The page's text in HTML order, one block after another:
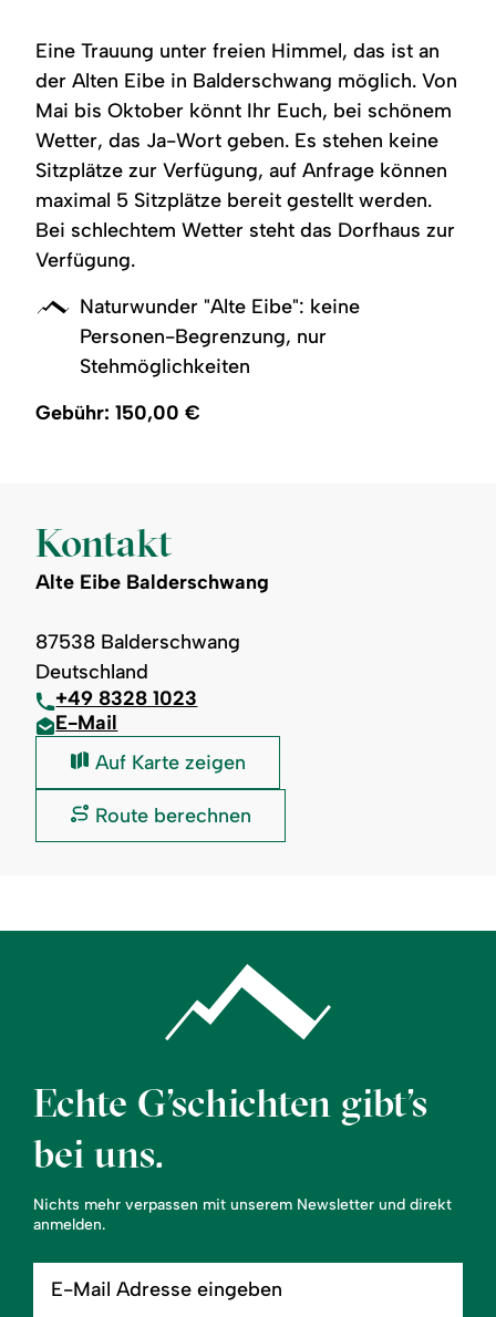
Grünen.
Die
unscheinbar
2000-
jährige
Eibe
im
Bildmittelpunkt.
mitten
in
der
an
der
Alten
Eibe
in
Balderschwang.
2000-
jährigen
Eibe
das
Balderschwanger
Tal.
Zur
Eibe
führt
eine
Teerstraße.
Eine Trauung unter freien Himmel, das ist an
der Alten Eibe in Balderschwang möglich. Von
Mai bis Oktober könnt Ihr Euch, bei schönem
Wetter, das Ja-Wort geben. Es stehen keine
Sitzplätze zur Verfügung, auf Anfrage können
maximal 5 Sitzplätze bereit gestellt werden.
Bei schlechtem Wetter steht das Dorfhaus zur
Verfügung.
Naturwunder "Alte Eibe": keine
Personen-Begrenzung, nur
Stehmöglichkeiten
Gebühr: 150,00 €
Kontakt
Alte Eibe Balderschwang
87538 Balderschwang
Deutschland
+49 8328 1023
E-Mail
Alte
Auf Karte zeigen
Alte
Route berechnen
Echte G’schichten gibt’s
bei uns.
Nichts mehr verpassen mit unserem Newsletter und direkt
anmelden.
Mail